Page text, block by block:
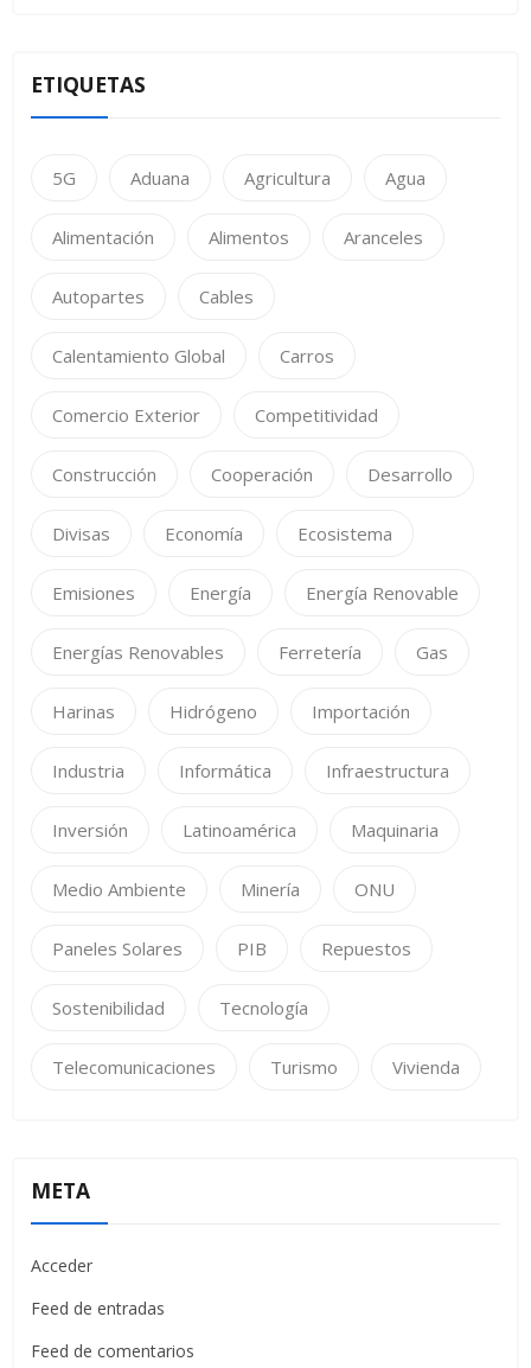
ETIQUETAS
5G Aduana Agricultura Agua
Alimentación Alimentos Aranceles
Autopartes Cables
Calentamiento Global Carros
Comercio Exterior Competitividad
Construcción Cooperación Desarrollo
Divisas Economía Ecosistema
Emisiones Energía Energía Renovable
Energías Renovables Ferretería Gas
Harinas Hidrógeno Importación
Industria Informática Infraestructura
Inversión Latinoamérica Maquinaria
Medio Ambiente Minería ONU
Paneles Solares PIB Repuestos
Sostenibilidad Tecnología
Telecomunicaciones Turismo Vivienda
META
Acceder
Feed de entradas
Feed de comentarios